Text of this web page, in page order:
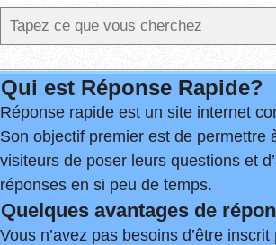
Qui est Réponse Rapide?
Réponse rapide est un site internet
Son objectif premier est de permettre
visiteurs de poser leurs questions et
réponses en si peu de temps.
Quelques avantages de
Vous n’avez pas besoins d’être